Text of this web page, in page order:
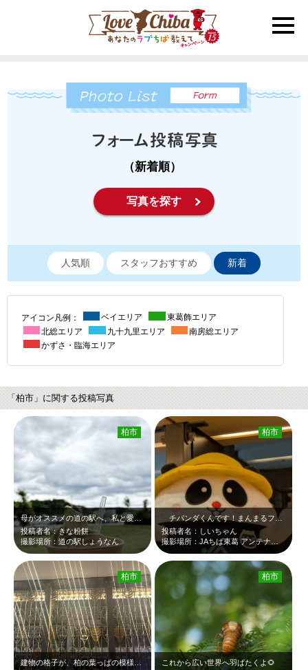
toggle
（新着順）
写真を探す
人気順 スタッフおすすめ 新着
アイコン凡例： ベイエリア
東葛飾エリア
北総エリア
九十九里エリア
南房総エリア
かずさ・臨海エリア
「柏市」に関する投稿写真
母がオススメの道の駅へ、私と愛犬を連れて行ってくれました！ピーナッツソフトを食…
投稿者名：きな粉餅
撮影場所：道の駅しょうなん
柏市
チパンダくんです！まんまるフォルムがかわいい＼(^o^) ／千葉県の農業のこ…
投稿者名：しいちゃん
柏市
建物の格子が、柏の葉っぱの模様になっていました。 繁華街の中に、きれいなパブ…
柏市
これから広い世界へ羽ばたくよ🌻
柏市